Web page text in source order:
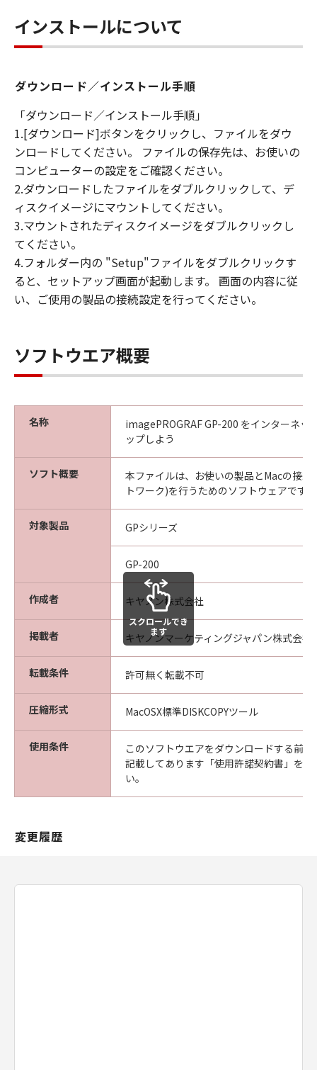
または一部を修正、改変、リバース・エン
ジニアリング、逆コンパイルまたは逆アセ
者にこのような行為をさせてはなりませ
(4) 本契約に明示的に定める場合を除き、
キヤノンは「本ソフトウエア」に関する知
的財産権のいかなる権利もお客様に付与す
るものではありません。
所有権
「本ソフトウエア」及びその複製物に係る
権限及び所有権は、その内容によりキヤノ
ンまたはキヤノンのライセンサーに帰属し
ます。
保証
憶媒体に格納されて提供されている場合、
キヤノンは、お客様が「許諾ソフトウエ
ア」を購入した日から90日の間、「許諾ソ
（以下「メディア」と言います）に物理的
な欠陥がないことを保証します。当該保証
期間中に「メディア」に物理的な欠陥が発
見された場合には、キヤノンは、「メディ
ア」を交換いたします。
保証の否認・免責
(1) 「本ソフトウエア」は、『現状のまま』の
状態で使用許諾されます。キヤノン、キヤノン
の関連会社、それらの販売代理店及び販売店
は、「本ソフトウエア」に関して、商品性及び
特定の目的への適合性の保証を含め、いかなる
保証も、明示たると黙示たるとを問わず一切し
ないものとします。
(2) キヤノン、キヤノンの関連会社、それらの販
売代理店及び販売店は、「許諾ソフトウエア」
の使用または使用不能から生ずるいかなる損害
（逸失利益及びその他の派生的または付随的な
損害を含むがこれらに限定されない）につい
て、一切の責任を負わないものとします。例
え、キヤノン、キヤノンの関連会社、それらの
販売代理店及び販売店がかかる損害の可能性に
ついて知らされていた場合でも同様です。
(3) キヤノン、キヤノンの関連会社、それらの販
使用に起因または関連してお客様と第三者との
(4) 以上が、「本ソフトウエア」に関するキヤノ
インストールについて
ダウンロード／インストール手順
「ダウンロード／インストール手順」
1.[ダウンロード]ボタンをクリックし、ファイルをダウ
ンロードしてください。 ファイルの保存先は、お使いの
コンピューターの設定をご確認ください。
2.ダウンロードしたファイルをダブルクリックして、デ
ィスクイメージにマウントしてください。
3.マウントされたディスクイメージをダブルクリックし
てください。
4.フォルダー内の "Setup"ファイルをダブルクリックす
ると、セットアップ画面が起動します。 画面の内容に従
い、ご使用の製品の接続設定を行ってください。
ソフトウエア概要
名称
imagePROGRAF GP-200 をインターネッ
ップしよう
ソフト概要
本ファイルは、お使いの製品とMacの接続
トワーク)を行うためのソフトウェアです。
対象製品 GPシリーズ
GP-200
作成者 キヤノン株式会社
掲載者 キヤノンマーケティングジャパン株式会社
転載条件 許可無く転載不可
圧縮形式 MacOSX標準DISKCOPYツール
使用条件
このソフトウエアをダウンロードする前
記載してあります「使用許諾契約書」を
い。
スクロールでき
ます
変更履歴